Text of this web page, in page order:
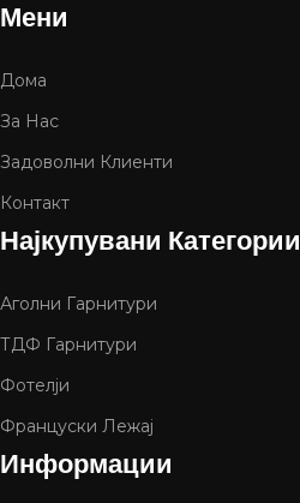
Мени
Дома
За Нас
Задоволни Клиенти
Контакт
Најкупувани Категории
Аголни Гарнитури
ТДФ Гарнитури
Фотелји
Француски Лежај
Информации